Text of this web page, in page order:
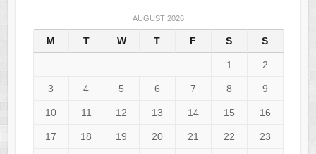
AUGUST 2026
M T W T F S S
1 2
3 4 5 6 7 8 9
10 11 12 13 14 15 16
17 18 19 20 21 22 23